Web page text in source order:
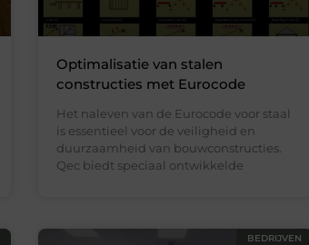
Optimalisatie van stalen
constructies met Eurocode
Het naleven van de Eurocode voor staal
is essentieel voor de veiligheid en
duurzaamheid van bouwconstructies.
Qec biedt speciaal ontwikkelde
BEDRIJVEN